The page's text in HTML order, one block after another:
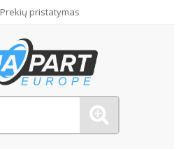
Prekių pristatymas